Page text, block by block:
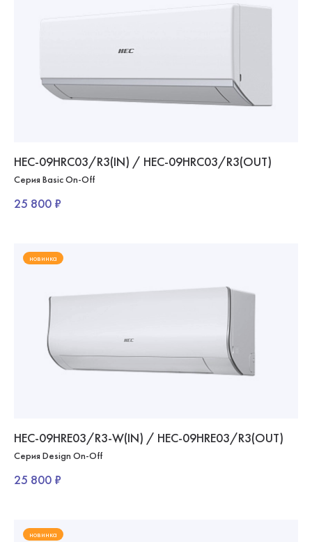
HEC-09HRC03/R3(IN) / HEC-09HRC03/R3(OUT)
Серия Basic On-Off
25 800 ₽
новинка
HEC-09HRE03/R3-W(IN) / HEC-09HRE03/R3(OUT)
Серия Design On-Off
25 800 ₽
новинка